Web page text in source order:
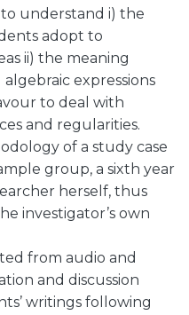
understand i) the
adopt to
ii) the meaning
expressions
to deal with
and regularities.
of a study case
group, a sixth year
herself, thus
investigator’s own
from audio and
and discussion
writings following